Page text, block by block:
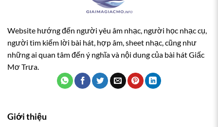
Website hướng đến người yêu âm nhạc, người học nhạc cụ,
người tìm kiếm lời bài hát, hợp âm, sheet nhạc, cũng như
những ai quan tâm đến ý nghĩa và nội dung của bài hát Giấc
Mơ Trưa.
Giới thiệu